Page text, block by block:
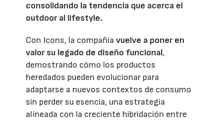
consolidando la tendencia que acerca el
outdoor al lifestyle.
Con Icons, la compañíavuelve a poner en
valor su legado de diseño funcional,
demostrando cómo los productos
heredados pueden evolucionar para
adaptarse a nuevos contextos de consumo
sin perder su esencia, una estrategia
alineada con la creciente hibridación entre